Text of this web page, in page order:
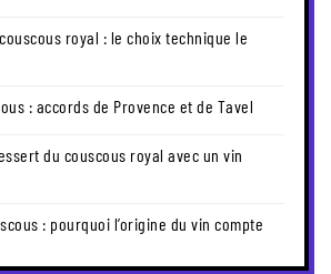
royal : le choix technique le
: accords de Provence et de Tavel
du couscous royal avec un vin
: pourquoi l’origine du vin compte